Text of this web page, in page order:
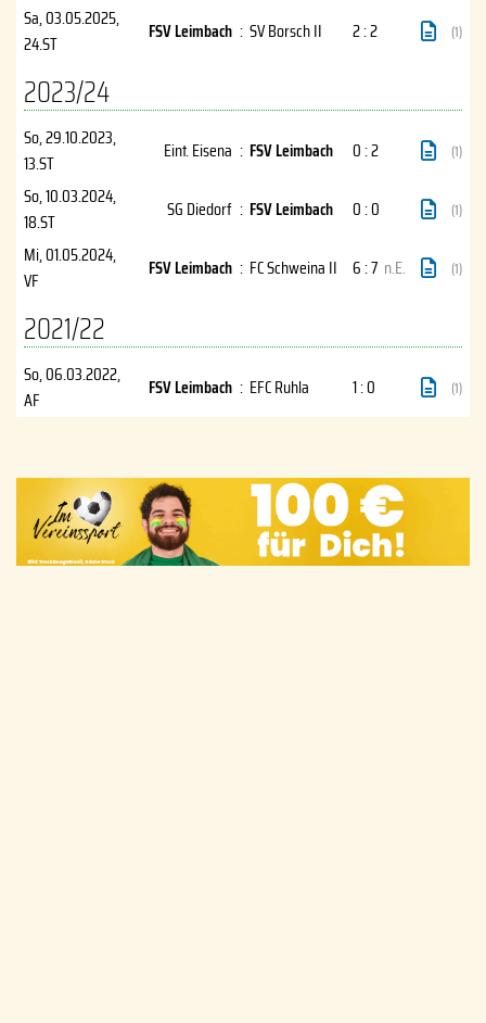
Sa, 03.05.2025,
24.ST
FSV Leimbach : SV Borsch II 2 : 2 (1)
2023/24
So, 29.10.2023,
13.ST
Eint. Eisena : FSV Leimbach 0 : 2 (1)
So, 10.03.2024,
18.ST
SG Diedorf : FSV Leimbach 0 : 0 (1)
Mi, 01.05.2024,
VF
FSV Leimbach : FC Schweina II 6 : 7 n.E. (1)
2021/22
So, 06.03.2022,
AF
FSV Leimbach : EFC Ruhla 1 : 0 (1)